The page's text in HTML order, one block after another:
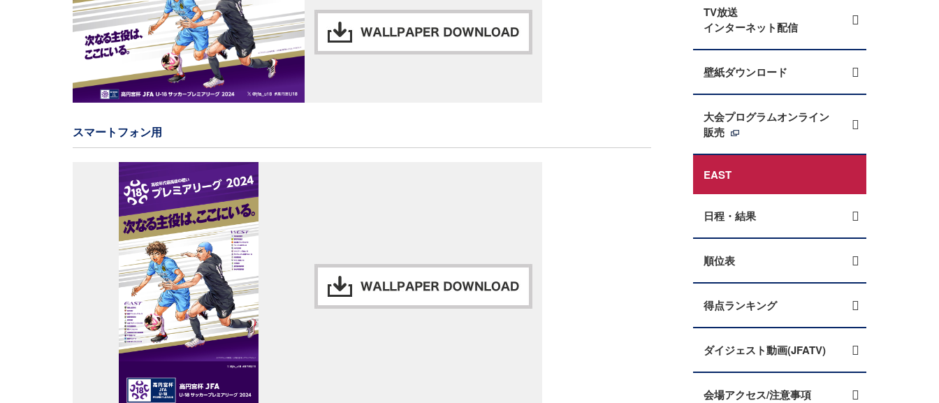
スマートフォン用
TV放送
インターネット配信
壁紙ダウンロード
大会プログラムオンライン
販売
EAST
日程・結果
順位表
得点ランキング
ダイジェスト動画(JFATV)
会場アクセス/注意事項